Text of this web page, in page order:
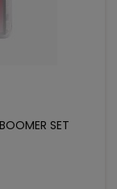
SET